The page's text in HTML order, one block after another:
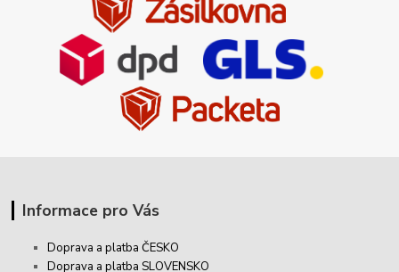
Informace pro Vás
Doprava a platba ČESKO
Doprava a platba SLOVENSKO